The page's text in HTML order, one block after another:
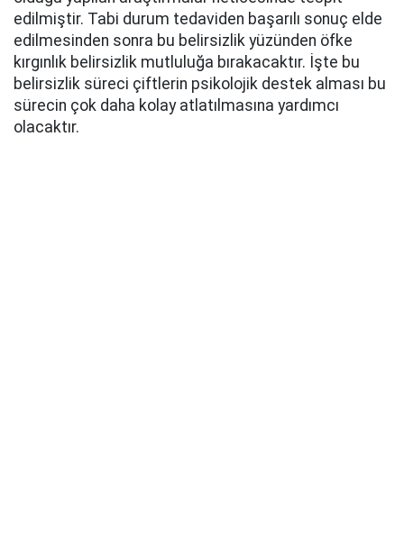
edilmiştir. Tabi durum tedaviden başarılı sonuç elde
edilmesinden sonra bu belirsizlik yüzünden öfke
kırgınlık belirsizlik mutluluğa bırakacaktır. İşte bu
belirsizlik süreci çiftlerin psikolojik destek alması bu
sürecin çok daha kolay atlatılmasına yardımcı
olacaktır.